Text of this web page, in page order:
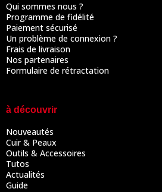
Qui sommes nous ?
Programme de fidélité
Paiement sécurisé
Un problème de connexion ?
Frais de livraison
Nos partenaires
Formulaire de rétractation
à découvrir
Nouveautés
Cuir & Peaux
Outils & Accessoires
Tutos
Actualités
Guide